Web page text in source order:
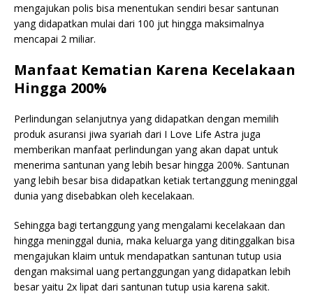
mengajukan polis bisa menentukan sendiri besar santunan
yang didapatkan mulai dari 100 jut hingga maksimalnya
mencapai 2 miliar.
Manfaat Kematian Karena Kecelakaan
Hingga 200%
Perlindungan selanjutnya yang didapatkan dengan memilih
produk asuransi jiwa syariah dari I Love Life Astra juga
memberikan manfaat perlindungan yang akan dapat untuk
menerima santunan yang lebih besar hingga 200%. Santunan
yang lebih besar bisa didapatkan ketiak tertanggung meninggal
dunia yang disebabkan oleh kecelakaan.
Sehingga bagi tertanggung yang mengalami kecelakaan dan
hingga meninggal dunia, maka keluarga yang ditinggalkan bisa
mengajukan klaim untuk mendapatkan santunan tutup usia
dengan maksimal uang pertanggungan yang didapatkan lebih
besar yaitu 2x lipat dari santunan tutup usia karena sakit.